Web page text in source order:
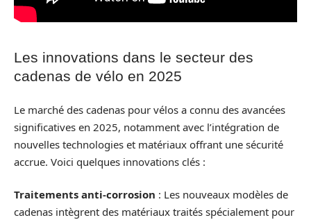
Les innovations dans le secteur des
cadenas de vélo en 2025
Le marché des cadenas pour vélos a connu des avancées
significatives en 2025, notamment avec l’intégration de
nouvelles technologies et matériaux offrant une sécurité
accrue. Voici quelques innovations clés :
Traitements anti-corrosion : Les nouveaux modèles de
cadenas intègrent des matériaux traités spécialement pour